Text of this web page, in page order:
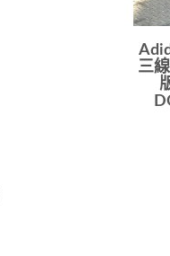
三